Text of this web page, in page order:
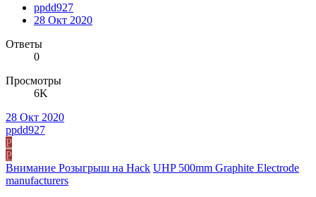
ppdd927
28 Окт 2020
Ответы
0
Просмотры
6K
28 Окт 2020
ppdd927
P
P
Внимание Розыгрыш на Hack UHP 500mm Graphite Electrode
manufacturers